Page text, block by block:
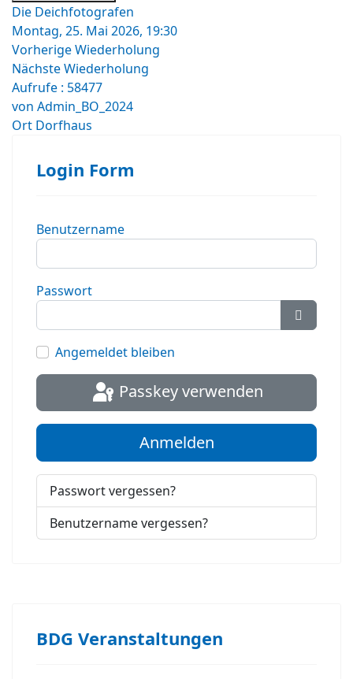
Die Deichfotografen
Montag, 25. Mai 2026, 19:30
Vorherige Wiederholung
Nächste Wiederholung
Aufrufe : 58477
von Admin_BO_2024
Ort Dorfhaus
Login Form
Benutzername
Passwort
Angemeldet bleiben
Passkey verwenden
Anmelden
Passwort vergessen?
Benutzername vergessen?
BDG Veranstaltungen